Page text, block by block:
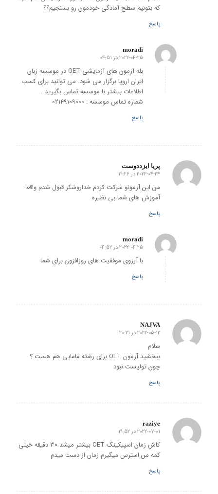
که بتونیم سطح آمادگی خودمون رو بسنجیم؟؟
پاسخ
moradi
گفته:
2022-04-25 در 04:51
بله آزمون های آزمایشی OET در موسسه زبان
ایران اروپا برگزار می شود. می توانید برای کسب
اطلاعات بیشتر با موسسه تماس بگیرید .
شماره تماس موسسه : 02149109000
پاسخ
پریا ایزددوست
گفته:
2022-04-24 در 19:26
من این آزمونو شرکت کردم خداروشکر قبول شدم واقعا
آموزش های شما بی نظیره
پاسخ
moradi
گفته:
2022-04-25 در 04:52
با آرزوی موفقیت های روزافزون برای شما
پاسخ
NAJVA
گفته:
2022-05-12 در 20:21
سلام
ببخشید آزمون OET برای رشته مامایی هم هست ؟
چون تولیست نبود
پاسخ
raziye
گفته:
2022-07-01 در 19:52
کاش زمان اسپیکینگ OET بیشتر میشد ۳۰ دقیقه خیلی
کمه من استرس میگیرم زمان از دست میدم
پاسخ